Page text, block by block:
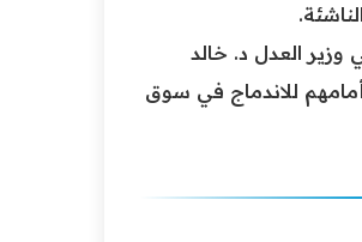
وزير العدل د. خالد
أمامهم للاندماج في سوق